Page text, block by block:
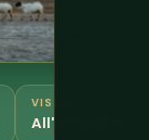
VISTO
All'arrivo / e-